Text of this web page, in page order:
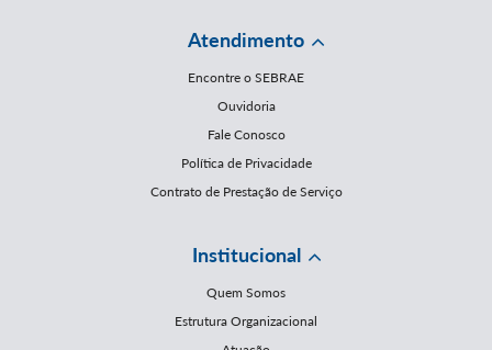
Atendimento
Encontre o SEBRAE
Ouvidoria
Fale Conosco
Política de Privacidade
Contrato de Prestação de Serviço
Institucional
Quem Somos
Estrutura Organizacional